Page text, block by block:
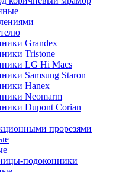
Grandex
Tristone
LG Hi Macs
Samsung Staron
Hanex
Neomarm
Dupont Corian
прорезями
подоконники